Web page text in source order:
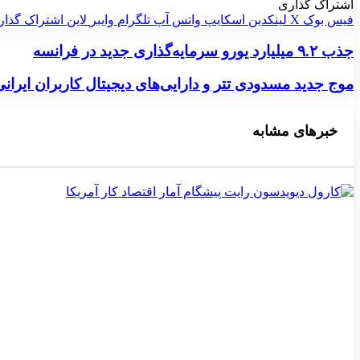
اشتراک گذاری
فیس بوک X لینکدین اسکایپ واتس آپ تلگرام وایبر لاین اشتراک
جذب ۹.۲ میلیارد یورو سرمایه‌گذاری جدید در فرانسه
جذب ۹.۲ میلیارد یورو سرمایه‌گذاری جدید در فرانسه
موج جدید مسدودی تتر و دارایی‌های دیجیتال کاربران ایرانی
موج جدید مسدودی تتر و دارایی‌های دیجیتال کاربران
خبرهای مشابه